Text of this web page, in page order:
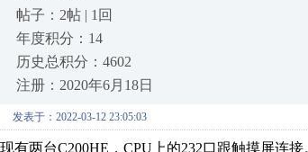
帖子：2帖 | 1回
年度积分：14
历史总积分：4602
注册：2020年6月18日
发表于：2022-03-12 23:05:03
现有两台C200HE，CPU上的232口跟触摸屏连